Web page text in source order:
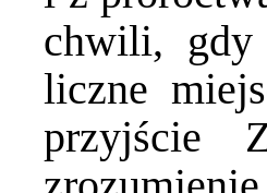
chwili, gdy
liczne
przyjście